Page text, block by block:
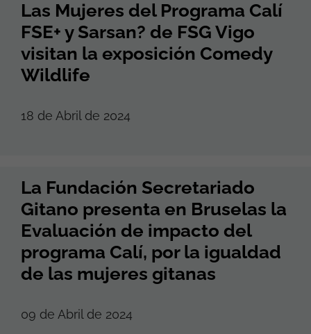
Las Mujeres del Programa Calí
FSE+ y Sarsan? de FSG Vigo
visitan la exposición Comedy
Wildlife
18 de Abril de 2024
La Fundación Secretariado
Gitano presenta en Bruselas la
Evaluación de impacto del
programa Calí, por la igualdad
de las mujeres gitanas
09 de Abril de 2024